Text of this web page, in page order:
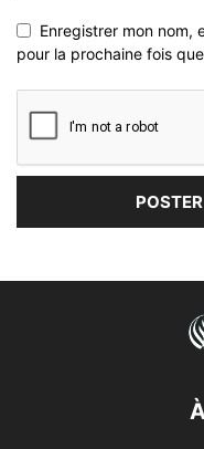
Enregistrer mon nom,
pour la prochaine fois